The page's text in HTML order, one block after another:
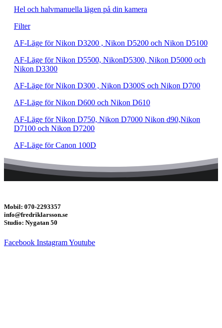
Hel och halvmanuella lägen på din kamera
Filter
AF-Läge för Nikon D3200 , Nikon D5200 och Nikon D5100
AF-Läge för Nikon D5500, NikonD5300, Nikon D5000 och
Nikon D3300
AF-Läge för Nikon D300 , Nikon D300S och Nikon D700
AF-Läge för Nikon D600 och Nikon D610
AF-Läge för Nikon D750, Nikon D7000 Nikon d90,Nikon
D7100 och Nikon D7200
AF-Läge för Canon 100D
Mobil: 070-2293357
info@fredriklarsson.se
Studio: Nygatan 50
Facebook InstagramYoutube